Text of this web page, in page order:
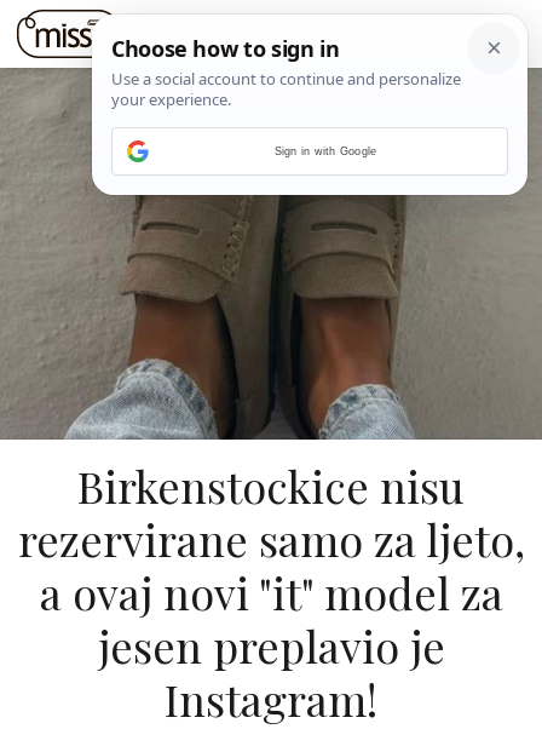
Birkenstockice nisu
rezervirane samo za ljeto,
a ovaj novi "it" model za
jesen preplavio je
Instagram!
Sign in with Google